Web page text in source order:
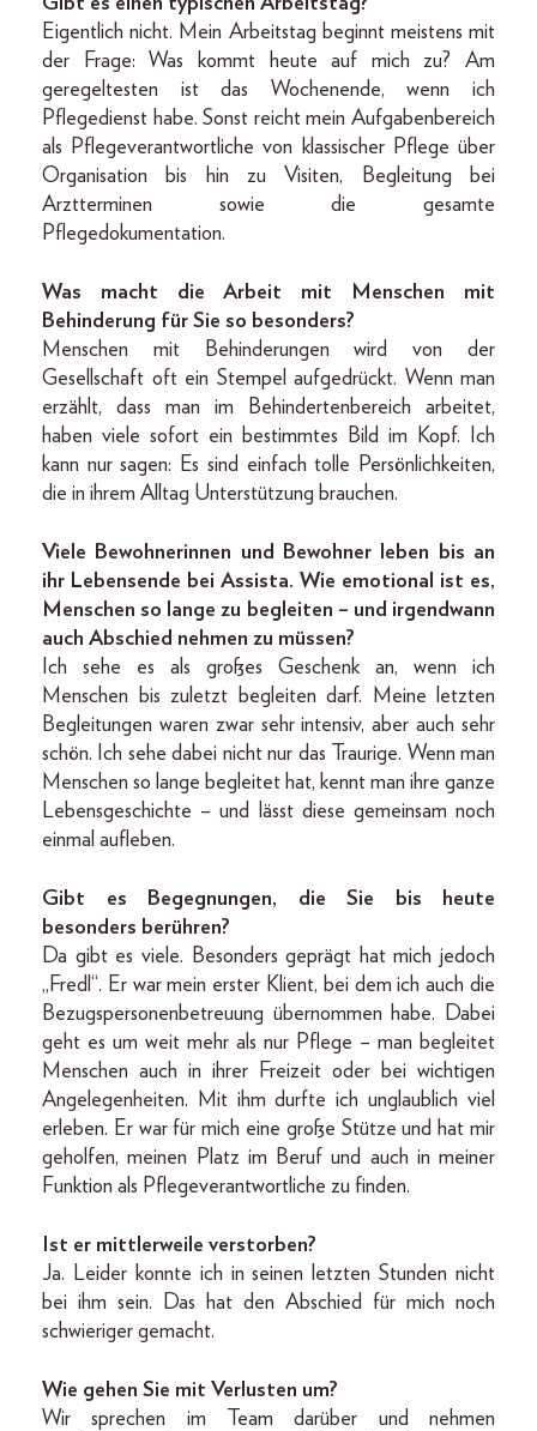
Eigentlich nicht. Mein Arbeitstag beginnt meistens mit
der Frage: Was kommt heute auf mich zu? Am
geregeltesten ist das Wochenende, wenn ich
Pflegedienst habe. Sonst reicht mein Aufgabenbereich
als Pflegeverantwortliche von klassischer Pflege über
Organisation bis hin zu Visiten, Begleitung bei
Arztterminen sowie die gesamte
Pflegedokumentation.
Was macht die Arbeit mit Menschen mit
Behinderung für Sie so besonders?
Menschen mit Behinderungen wird von der
Gesellschaft oft ein Stempel aufgedrückt. Wenn man
erzählt, dass man im Behindertenbereich arbeitet,
haben viele sofort ein bestimmtes Bild im Kopf. Ich
kann nur sagen: Es sind einfach tolle Persönlichkeiten,
die in ihrem Alltag Unterstützung brauchen.
Viele Bewohnerinnen und Bewohner leben bis an
ihr Lebensende bei Assista. Wie emotional ist es,
Menschen so lange zu begleiten – und irgendwann
auch Abschied nehmen zu müssen?
Ich sehe es als großes Geschenk an, wenn ich
Menschen bis zuletzt begleiten darf. Meine letzten
Begleitungen waren zwar sehr intensiv, aber auch sehr
schön. Ich sehe dabei nicht nur das Traurige. Wenn man
Menschen so lange begleitet hat, kennt man ihre ganze
Lebensgeschichte – und lässt diese gemeinsam noch
einmal aufleben.
Gibt es Begegnungen, die Sie bis heute
besonders berühren?
Da gibt es viele. Besonders geprägt hat mich jedoch
„Fredl“. Er war mein erster Klient, bei dem ich auch die
Bezugspersonenbetreuung übernommen habe. Dabei
geht es um weit mehr als nur Pflege – man begleitet
Menschen auch in ihrer Freizeit oder bei wichtigen
Angelegenheiten. Mit ihm durfte ich unglaublich viel
erleben. Er war für mich eine große Stütze und hat mir
geholfen, meinen Platz im Beruf und auch in meiner
Funktion als Pflegeverantwortliche zu finden.
Ist er mittlerweile verstorben?
Ja. Leider konnte ich in seinen letzten Stunden nicht
bei ihm sein. Das hat den Abschied für mich noch
schwieriger gemacht.
Wie gehen Sie mit Verlusten um?
Wir sprechen im Team darüber und nehmen